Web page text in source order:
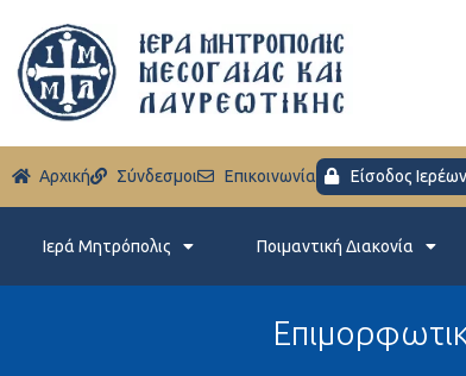
Aρχική Σύνδεσμοι Eπικοινωνία Είσοδος Ιερέων
Ιερά Μητρόπολις Ποιμαντική Διακονία